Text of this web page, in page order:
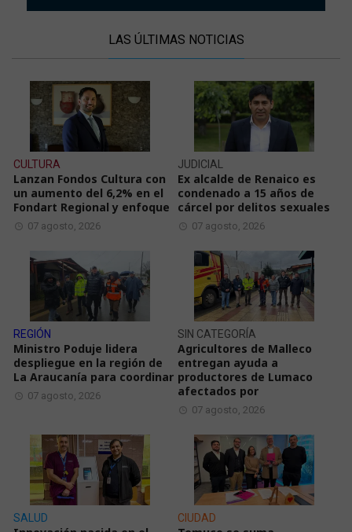
LAS ÚLTIMAS NOTICIAS
CULTURA
Lanzan Fondos Cultura con
un aumento del 6,2% en el
Fondart Regional y enfoque
07 agosto, 2026
JUDICIAL
Ex alcalde de Renaico es
condenado a 15 años de
cárcel por delitos sexuales
07 agosto, 2026
REGIÓN
Ministro Poduje lidera
despliegue en la región de
La Araucanía para coordinar
07 agosto, 2026
SIN CATEGORÍA
Agricultores de Malleco
entregan ayuda a
productores de Lumaco
afectados por
07 agosto, 2026
SALUD CIUDAD